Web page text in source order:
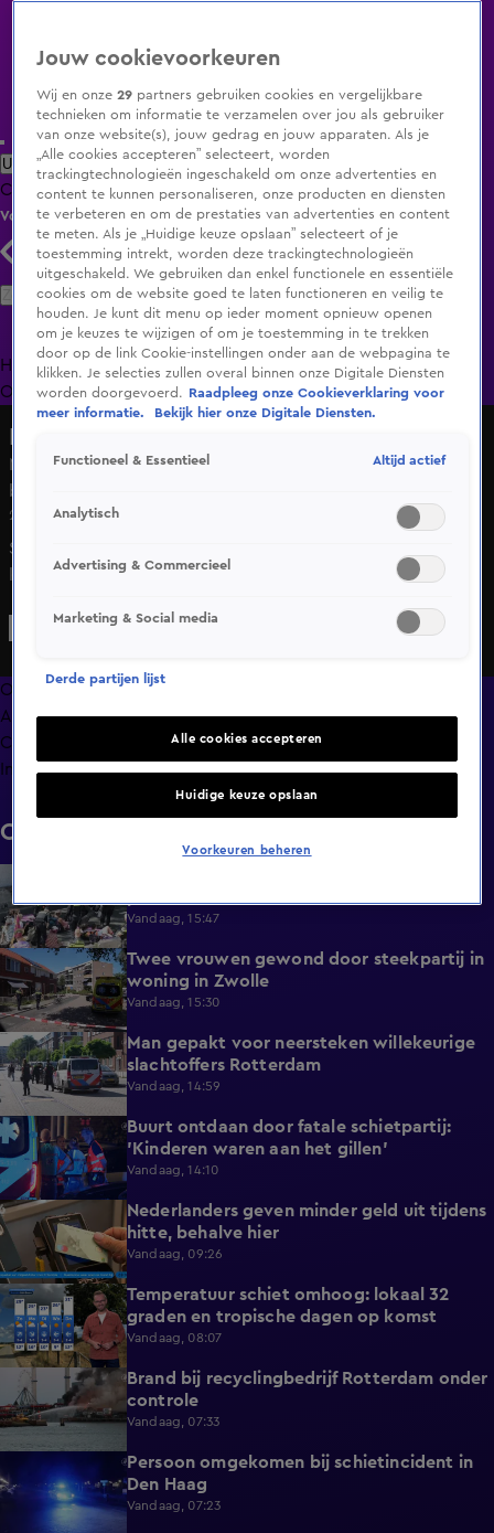
Uitzending Gemist Populaire programma's Zenders Genres
ClipsFilmsRadioSmart TV inlogShop
Volg KIJK
Zoeken
HomeUitzending Gemist Programma's De Bondgenoten
OranjezomerLivestreamsShop
Moet Bevrijdingsdag ieder jaar een vrije dag worden? Dit
bedrijf doet het al
29 apr 2025, 19:46
Steeds meer werknemers krijgen elk jaar op 5 mei in het
kader van Bevrijdingsdag een vrije dag van hun
betrof het een derde van de werkenden (34 procent)
Ook de medewerkers van deze garage in Den Bosch
Overzicht
Afleveringen
Clips
Info
Clips
Vandaag, 15:47
0:45
Twee vrouwen gewond door steekpartij in
woning in Zwolle
Vandaag, 15:30
0:27
Man gepakt voor neersteken willekeurige
slachtoffers Rotterdam
Vandaag, 14:59
0:59
Buurt ontdaan door fatale schietpartij:
'Kinderen waren aan het gillen'
Vandaag, 14:10
0:58
Nederlanders geven minder geld uit tijdens
hitte, behalve hier
Vandaag, 09:26
1:03
Temperatuur schiet omhoog: lokaal 32
graden en tropische dagen op komst
Vandaag, 08:07
0:36
Brand bij recyclingbedrijf Rotterdam onder
controle
Vandaag, 07:33
Persoon omgekomen bij schietincident in
Den Haag
Vandaag, 07:23
Jouw cookievoorkeuren
Wij en onze29 partners gebruiken cookies en vergelijkbare
technieken om informatie te verzamelen over jou als gebruiker
van onze website(s), jouw gedrag en jouw apparaten. Als je
„Alle cookies accepteren” selecteert, worden
trackingtechnologieën ingeschakeld om onze advertenties en
content te kunnen personaliseren, onze producten en diensten
te verbeteren en om de prestaties van advertenties en content
te meten. Als je „Huidige keuze opslaan” selecteert of je
toestemming intrekt, worden deze trackingtechnologieën
uitgeschakeld. We gebruiken dan enkel functionele en essentiële
cookies om de website goed te laten functioneren en veilig te
houden. Je kunt dit menu op ieder moment opnieuw openen
om je keuzes te wijzigen of om je toestemming in te trekken
door op de link Cookie-instellingen onder aan de webpagina te
klikken. Je selecties zullen overal binnen onze Digitale Diensten
worden doorgevoerd.
Raadpleeg onze Cookieverklaring voor
meer informatie.
Bekijk hier onze Digitale Diensten.
Functioneel & Essentieel Altijd actief
Analytisch
Advertising & Commercieel
Marketing & Social media
Derde partijen lijst
Alle cookies accepteren
Huidige keuze opslaan
Voorkeuren beheren